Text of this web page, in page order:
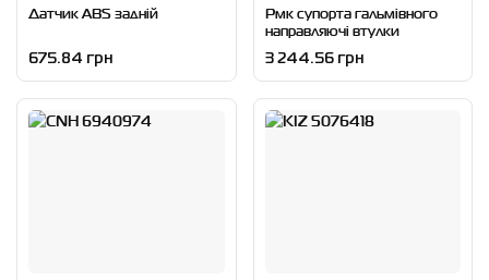
Датчик ABS задній
675.84 грн
Рмк супорта гальмівного
направляючі втулки
3 244.56 грн